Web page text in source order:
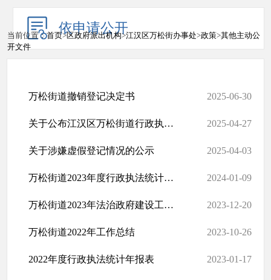
依申请公开
当前位置：首页>区政府派出机构>江汉区万松街办事处>政策>其他主动公
开文件
万松街道撤销登记决定书 2025-06-30
关于公布江汉区万松街道行政执法领域突出问题投诉举报方式的公告 2025-04-27
关于涉嫌虚假登记情况的公示 2025-04-03
万松街道2023年度行政执法统计年报 2024-01-09
万松街道2023年法治政府建设工作总结 2023-12-20
万松街道2022年工作总结 2023-10-26
2022年度行政执法统计年报表 2023-01-17